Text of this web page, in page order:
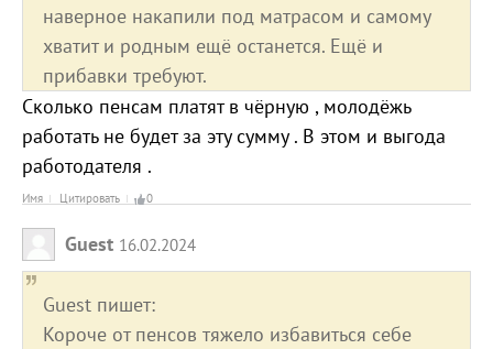
наверное накапили под матрасом и самому
хватит и родным ещё останется. Ещё и
прибавки требуют.
Сколько пенсам платят в чёрную , молодёжь
работать не будет за эту сумму . В этом и выгода
работодателя .
Имя Цитировать 0
Guest 16.02.2024
Guest пишет:
Короче от пенсов тяжело избавиться себе